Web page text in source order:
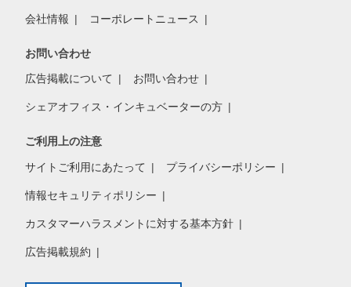
会社情報 コーポレートニュース
お問い合わせ
広告掲載について お問い合わせ
シェアオフィス・インキュベーターの方
ご利用上の注意
サイトご利用にあたって プライバシーポリシー
情報セキュリティポリシー
カスタマーハラスメントに対する基本方針
広告掲載規約